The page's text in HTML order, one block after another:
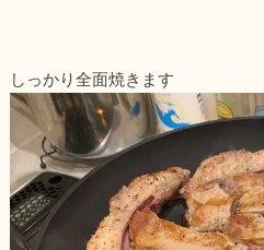
しっかり全面焼きます